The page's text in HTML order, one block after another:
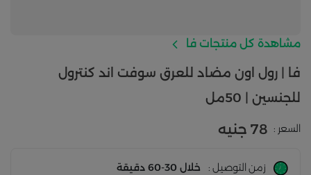
مشاهدة كل منتجات فا
فا | رول اون مضاد للعرق سوفت اند كنترول
للجنسين | 50مل
السعر : 78 جنيه
زمن التوصيل : خلال 30-60 دقيقة